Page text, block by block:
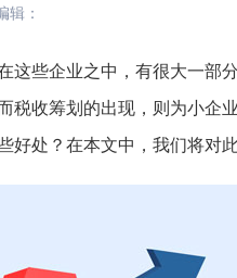
辑：
些企业之中，有很大一部
税收筹划的出现，则为小企
处？在本文中，我们将对此